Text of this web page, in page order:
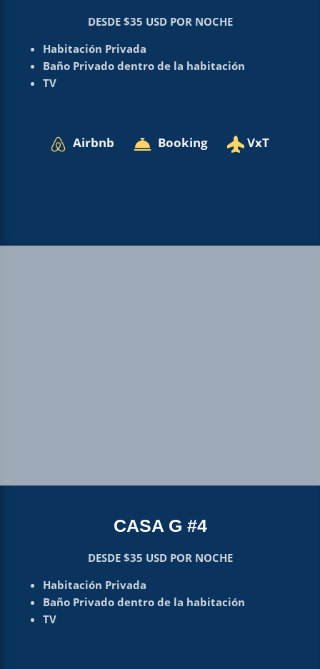
DESDE $35 USD POR NOCHE
Habitación Privada
Baño Privado dentro de la habitación
TV
Airbnb Booking VxT
CASA G #4
DESDE $35 USD POR NOCHE
Habitación Privada
Baño Privado dentro de la habitación
TV